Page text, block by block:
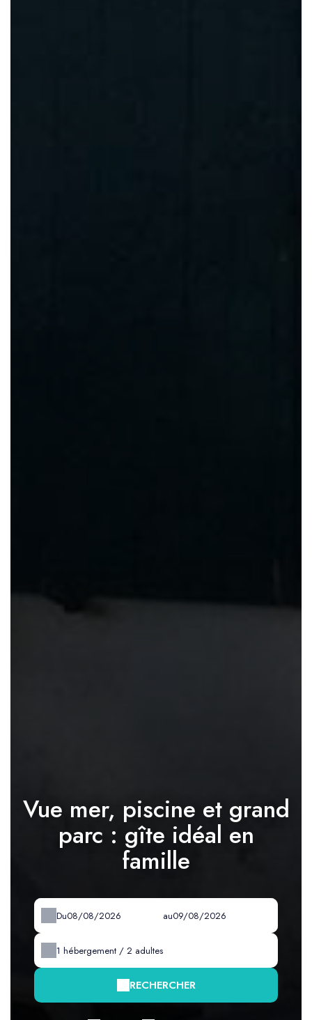
Vue mer, piscine et grand
parc : gîte idéal en
famille
Du au
1hébergement /2 adultes
RECHERCHER